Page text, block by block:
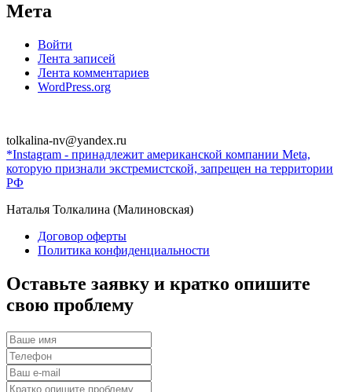
Мета
Войти
Лента записей
Лента комментариев
WordPress.org
tolkalina-nv@yandex.ru
*Instagram - принадлежит американской компании Meta,
которую признали экстремистской, запрещен на территории
РФ
Наталья Толкалина (Малиновская)
Договор оферты
Политика конфиденциальности
Оставьте заявку и кратко опишите
свою проблему